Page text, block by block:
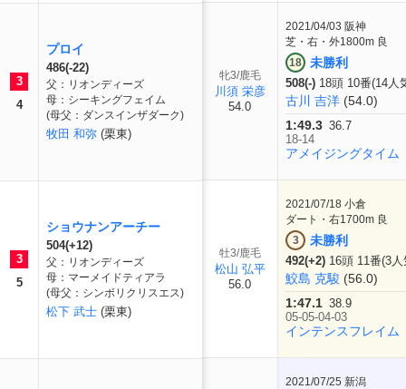
3
4
プロイ
486(-22)
父：リオンディーズ
母：シーキングフェイム
(母父：ダンスインザダーク)
牧田 和弥 (栗東)
3
5
ショウナンアーチー
504(+12)
父：リオンディーズ
母：マーメイドティアラ
(母父：シンボリクリスエス)
松下 武士 (栗東)
牝3/鹿毛
川須 栄彦
54.0
2021/04/03 阪神
芝・右・外1800m 良
18
未勝利
508(-) 18頭 10番(14人
古川 吉洋 (54.0)
1:49.3 36.7
18-14
アメイジングタイム
牡3/鹿毛
松山 弘平
56.0
2021/07/18 小倉
ダート・右1700m 良
3
未勝利
492(+2) 16頭 11番(3人
鮫島 克駿 (56.0)
1:47.1 38.9
05-05-04-03
インテンスフレイム
2021/07/25 新潟